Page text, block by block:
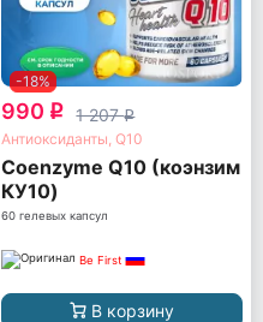
-18%
990 q 1 207q
Антиоксиданты, Q10
Coenzyme Q10 (коэнзим
КУ10)
60 гелевых капсул
Be First
В корзину